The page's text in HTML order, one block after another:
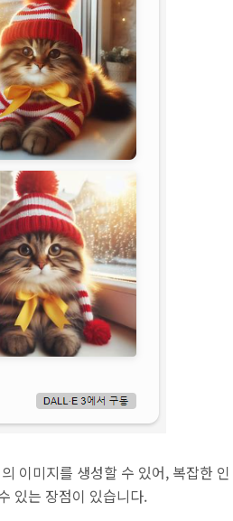
이미지를 생성할 수 있어, 복잡한 인
있는 장점이 있습니다.